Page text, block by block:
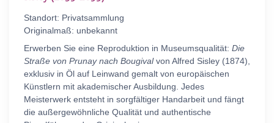
Standort: Privatsammlung
Originalmaß: unbekannt
Erwerben Sie eine Reproduktion in Museumsqualität: Die
Straße von Prunay nach Bougivalvon Alfred Sisley (1874),
exklusiv in Öl auf Leinwand gemalt von europäischen
Künstlern mit akademischer Ausbildung. Jedes
Meisterwerk entsteht in sorgfältiger Handarbeit und fängt
die außergewöhnliche Qualität und authentische